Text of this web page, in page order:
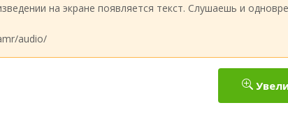
на экране появляется текст. Слушаешь и
audio/